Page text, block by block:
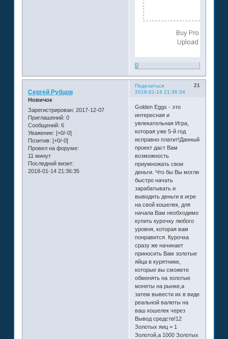
0
Поделиться
21
2018-01-14 21:36:34
Сергей Рубцов
Новичок
Зарегистрирован: 2017-12-07
Приглашений: 0
Сообщений: 6
Уважение: [+0/-0]
Позитив: [+0/-0]
Провел на форуме:
11 минут
Последний визит:
2018-01-14 21:36:35
Golden Eggs - это
интересная и
увлекательная Игра,
которая уже 5-й год
исправно платит!Данный
проект даст Вам
возможность
приумножать свои
деньги. Что бы Вы могли
быстро начать
зарабатывать и
выводить деньги в игре
на свой кошелек, для
начала Вам необходимо
купить курочку любого
уровня, которая вам
понравится. Курочка
сразу же начинает
приносить Вам золотые
яйца в курятнике,
которые вы сможете
обменять на золотые
монеты на рынке,а
затем вывести их в виде
реальной валюты на
ваш кошелек через
Вывод средств!12
Золотых яиц = 1
Золотой,а 1000 Золотых